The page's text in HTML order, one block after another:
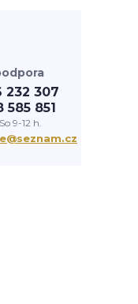
232 307
585 851
9-12 h.